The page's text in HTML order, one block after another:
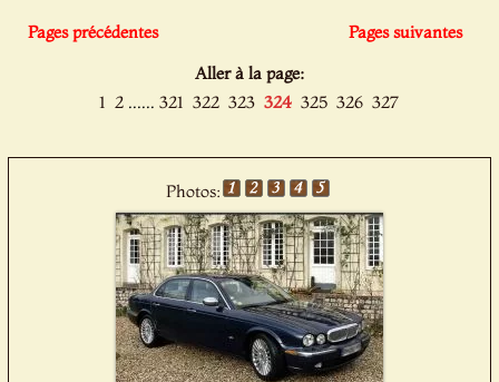
Pages précédentes
Pages suivantes
Aller à la page:
1 2 ...... 321 322 323 324 325 326 327
Photos: